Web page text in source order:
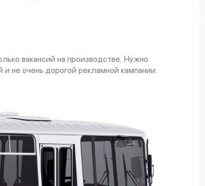
вакансий на производстве. Нужно
не очень дорогой рекламной кампании.